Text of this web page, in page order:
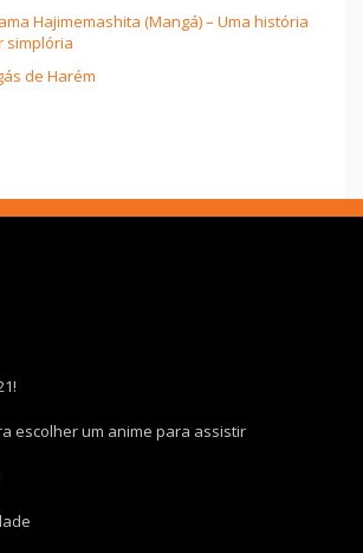
Hajimemashita (Mangá) – Uma história
simplória
de Harém
escolher um anime para assistir